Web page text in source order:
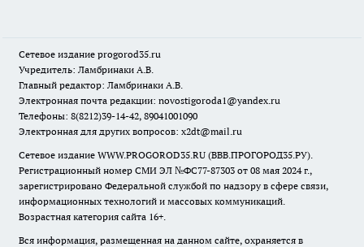
Сетевое издание progorod35.ru
Учредитель: Ламбринаки А.В.
Главный редактор: Ламбринаки А.В.
Электронная почта редакции: novostigoroda1@yandex.ru
Телефоны: 8(8212)39-14-42, 89041001090
Электронная для других вопросов: x2dt@mail.ru
Сетевое издание WWW.PROGOROD35.RU (ВВВ.ПРОГОРОД35.РУ).
Регистрационный номер СМИ ЭЛ №ФС77-87303 от 08 мая 2024 г.,
зарегистрировано Федеральной службой по надзору в сфере связи,
информационных технологий и массовых коммуникаций.
Возрастная категория сайта 16+.
Вся информация, размещенная на данном сайте, охраняется в